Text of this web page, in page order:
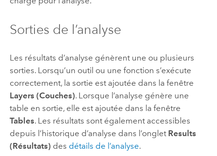
Sorties de l’analyse
Les résultats d’analyse génèrent une ou plusieurs
sorties. Lorsqu’un outil ou une fonction s’exécute
correctement, la sortie est ajoutée dans la fenêtre
Layers (Couches). Lorsque l’analyse génère une
table en sortie, elle est ajoutée dans la fenêtre
Tables. Les résultats sont également accessibles
depuis l’historique d’analyse dans l’onglet Results
(Résultats) des détails de l’analyse.